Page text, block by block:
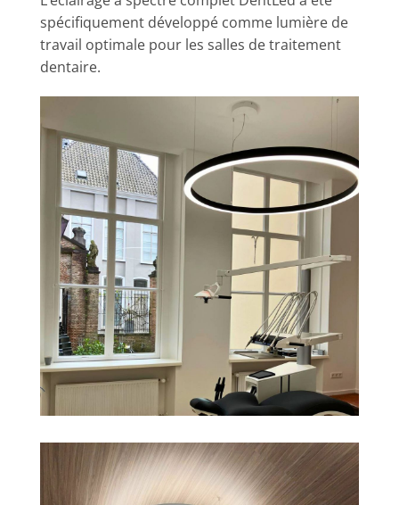
spécifiquement développé comme lumière de
travail optimale pour les salles de traitement
dentaire.